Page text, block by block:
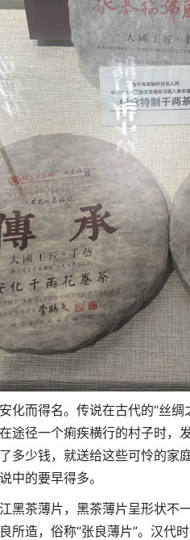
化而得名。传说在古代的“丝
途径一个痢疾横行的村子时，
多少钱，就送给这些可怜的家
中的要早得多。
黑茶薄片，黑茶薄片呈形状不
所造，俗称“张良薄片”。汉代